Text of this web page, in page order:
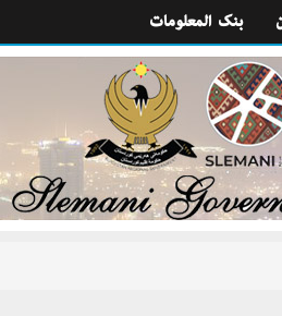
بنك المعلومات